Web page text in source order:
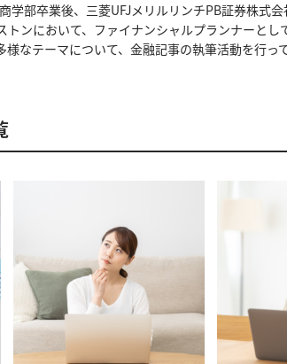
学部卒業後、三菱UFJメリルリンチPB証券株式
トンにおいて、ファイナンシャルプランナーとし
なテーマについて、金融記事の執筆活動を行って